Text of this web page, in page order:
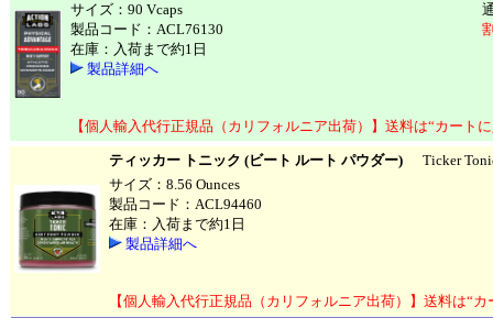
サイズ：90 Vcaps
製品コード：ACL76130
在庫：入荷まで約1日
製品詳細へ
【個人輸入代行正規品（カリフォルニア出荷）】送料は“カート
ティッカー トニック (ビート ルート パウダー) Ticker
サイズ：8.56 Ounces
製品コード：ACL94460
在庫：入荷まで約1日
製品詳細へ
【個人輸入代行正規品（カリフォルニア出荷）】送料は“